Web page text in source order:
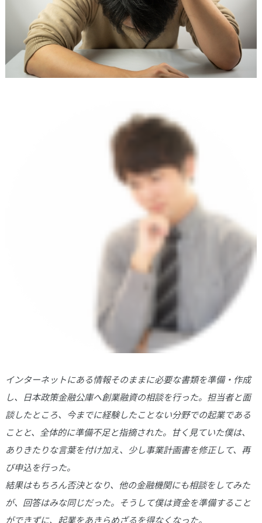
インターネットにある情報そのままに必要な書類を準備・作成
し、日本政策金融公庫へ創業融資の相談を行った。担当者と面
談したところ、今までに経験したことない分野での起業である
ことと、全体的に準備不足と指摘された。甘く見ていた僕は、
ありきたりな言葉を付け加え、少し事業計画書を修正して、再
び申込を行った。
結果はもちろん否決となり、他の金融機関にも相談をしてみた
が、回答はみな同じだった。そうして僕は資金を準備すること
ができずに、起業をあきらめざるを得なくなった。